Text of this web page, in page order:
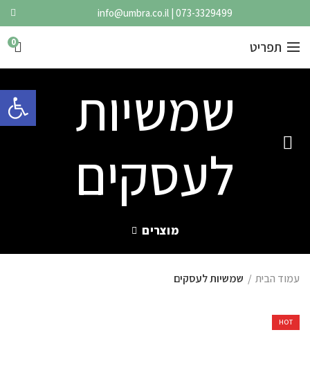
073-3329499
|
info@umbra.co.il
תפריט 0
שמשיות
לעסקים
מוצרים
עמוד הבית שמשיות לעסקים
HOT